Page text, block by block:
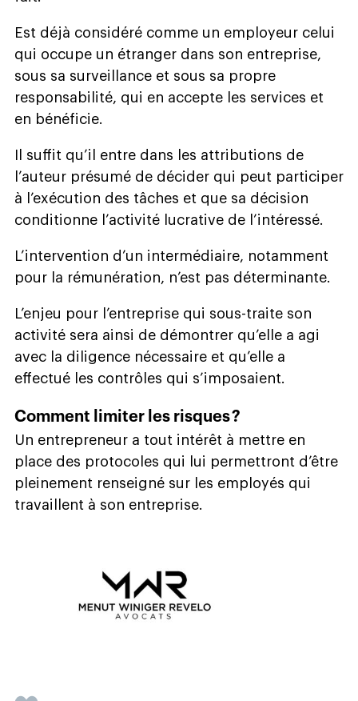
Est déjà considéré comme un employeur celui
qui occupe un étranger dans son entreprise,
sous sa surveillance et sous sa propre
responsabilité, qui en accepte les services et
en bénéficie.
Il suffit qu’il entre dans les attributions de
l’auteur présumé de décider qui peut participer
à l’exécution des tâches et que sa décision
conditionne l’activité lucrative de l’intéressé.
L’intervention d’un intermédiaire, notamment
pour la rémunération, n’est pas déterminante.
L’enjeu pour l’entreprise qui sous-traite son
activité sera ainsi de démontrer qu’elle a agi
avec la diligence nécessaire et qu’elle a
effectué les contrôles qui s’imposaient.
Comment limiter les risques ?
Un entrepreneur a tout intérêt à mettre en
place des protocoles qui lui permettront d’être
pleinement renseigné sur les employés qui
travaillent à son entreprise.